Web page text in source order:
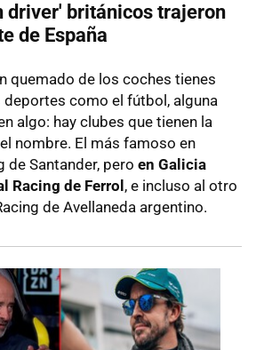
driver' británicos trajeron
de España
quemado de los coches tienes
como el fútbol, alguna
algo: hay clubes que tienen la
nombre. El más famoso en
de Santander, pero en Galicia
Racing de Ferrol , e incluso al otro
de Avellaneda argentino.